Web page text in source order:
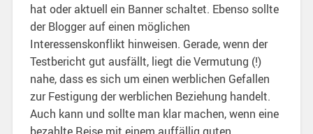
hat oder aktuell ein Banner schaltet. Ebenso sollte
der Blogger auf einen möglichen
Interessenskonflikt hinweisen. Gerade, wenn der
Testbericht gut ausfällt, liegt die Vermutung (!)
nahe, dass es sich um einen werblichen Gefallen
zur Festigung der werblichen Beziehung handelt.
Auch kann und sollte man klar machen, wenn eine